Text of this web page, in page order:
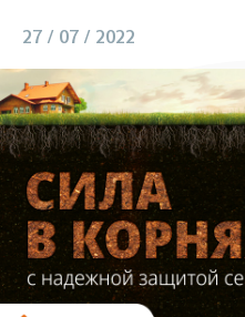
27 / 07 / 2022